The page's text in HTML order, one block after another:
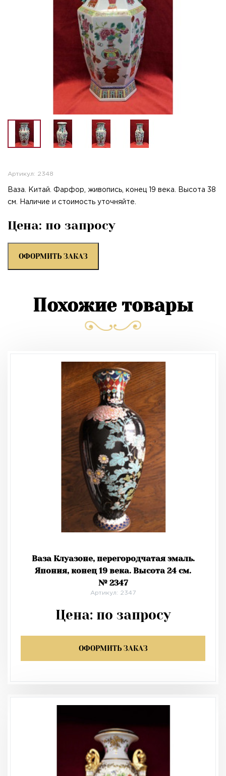
Артикул: 2348
Ваза. Китай. Фарфор, живопись, конец 19 века. Высота 38
см. Наличие и стоимость уточняйте.
Цена: по запросу
ОФОРМИТЬ ЗАКАЗ
Похожие товары
Ваза Клуазоне, перегородчатая эмаль.
Япония, конец 19 века. Высота 24 см.
№ 2347
Артикул: 2347
Цена: по запросу
ОФОРМИТЬ ЗАКАЗ